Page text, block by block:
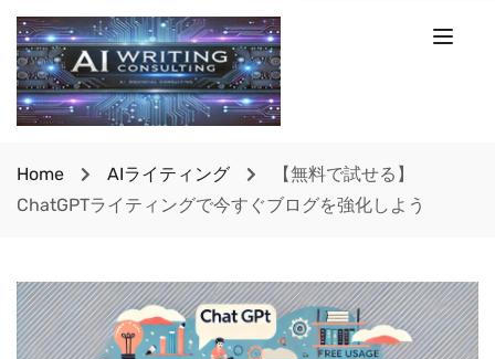
Home AIライティング
【無料で試せる】
ChatGPTライティングで今すぐブログを強化しよう